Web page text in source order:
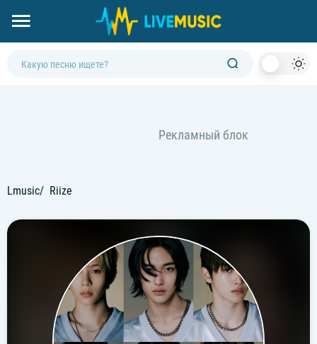
Lmusic Riize